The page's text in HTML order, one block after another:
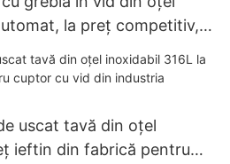
la preț competitiv,
uscat tavă din oțel
ieftin din fabrică pentru